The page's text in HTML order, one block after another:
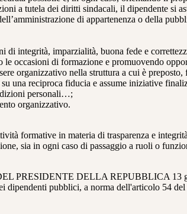
a tutela dei diritti sindacali, il dipendente si
di appartenenza o della
integrità, imparzialità, buona fede e
occasioni di formazione e promuovendo
organizzativo nella struttura a cui è
una reciproca fiducia e assume iniziative
personali…;
organizzativo.
formative in materia di trasparenza e
sia in ogni caso di passaggio a ruoli o
PRESIDENTE DELLA REPUBBLICA 13
dipendenti pubblici, a norma dell'articolo 54